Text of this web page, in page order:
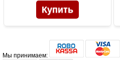
Мы принимаем: